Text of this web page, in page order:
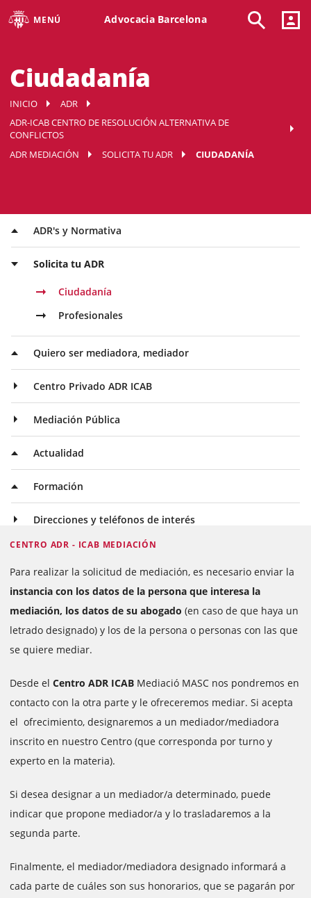
MENÚ Advocacia Barcelona
Ciudadanía
INICIO
ADR
ADR-ICAB CENTRO DE RESOLUCIÓN ALTERNATIVA DE
CONFLICTOS
ADR MEDIACIÓN
SOLICITA TU ADR CIUDADANÍA
ADR's y Normativa
Solicita tu ADR
Ciudadanía
Profesionales
Quiero ser mediadora, mediador
Centro Privado ADR ICAB
Mediación Pública
Actualidad
Formación
Direcciones y teléfonos de interés
CENTRO ADR - ICAB MEDIACIÓN
Para realizar la solicitud de mediación, es necesario enviar la
instancia con los datos de la persona que interesa la
mediación, los datos de su abogado (en caso de que haya un
letrado designado) y los de la persona o personas con las que
se quiere mediar.
Desde el Centro ADR ICAB Mediació MASC nos pondremos en
contacto con la otra parte y le ofreceremos mediar. Si acepta
el ofrecimiento, designaremos a un mediador/mediadora
inscrito en nuestro Centro (que corresponda por turno y
experto en la materia).
Si desea designar a un mediador/a determinado, puede
indicar que propone mediador/a y lo trasladaremos a la
segunda parte.
Finalmente, el mediador/mediadora designado informará a
cada parte de cuáles son sus honorarios, que se pagarán por